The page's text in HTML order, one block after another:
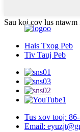
Sau koj cov lus ntawm
Hais Txog Peb
Tiv Tauj Peb
Tus xov tooj:
Email: